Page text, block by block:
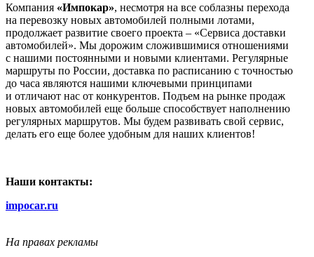
Компания «Импокар», несмотря на все соблазны перехода
на перевозку новых автомобилей полными лотами,
продолжает развитие своего проекта – «Сервиса доставки
автомобилей». Мы дорожим сложившимися отношениями
с нашими постоянными и новыми клиентами. Регулярные
маршруты по России, доставка по расписанию с точностью
до часа являются нашими ключевыми принципами
и отличают нас от конкурентов. Подъем на рынке продаж
новых автомобилей еще больше способствует наполнению
регулярных маршрутов. Мы будем развивать свой сервис,
делать его еще более удобным для наших клиентов!
Наши контакты:
impocar.ru
На правах рекламы